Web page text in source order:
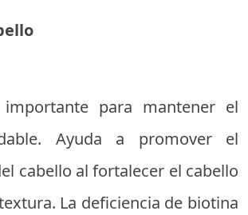
importante para mantener el
Ayuda a promover el
cabello al fortalecer el cabello
La deficiencia de biotina